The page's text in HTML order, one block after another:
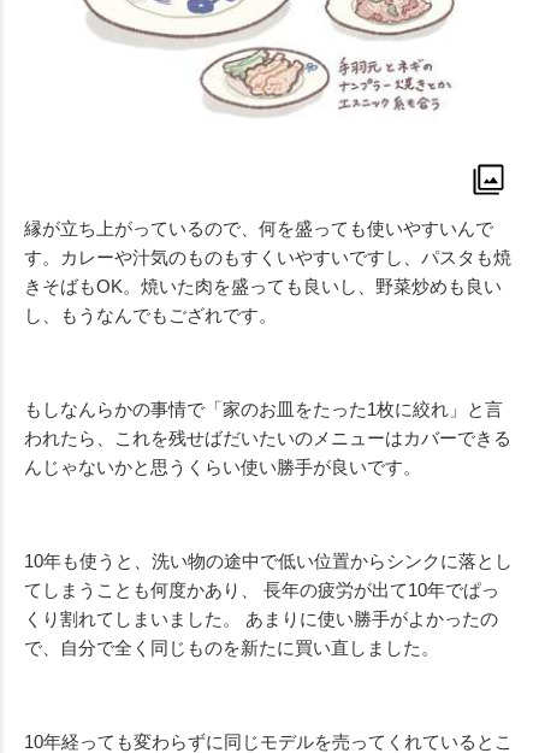
縁が立ち上がっているので、何を盛っても使いやすいんで
す。カレーや汁気のものもすくいやすいですし、パスタも焼
きそばもOK。焼いた肉を盛っても良いし、野菜炒めも良い
し、もうなんでもござれです。
もしなんらかの事情で「家のお皿をたった1枚に絞れ」と言
われたら、これを残せばだいたいのメニューはカバーできる
んじゃないかと思うくらい使い勝手が良いです。
10年も使うと、洗い物の途中で低い位置からシンクに落とし
てしまうことも何度かあり、 長年の疲労が出て10年でぱっ
くり割れてしまいました。 あまりに使い勝手がよかったの
で、自分で全く同じものを新たに買い直しました。
10年経っても変わらずに同じモデルを売ってくれているとこ